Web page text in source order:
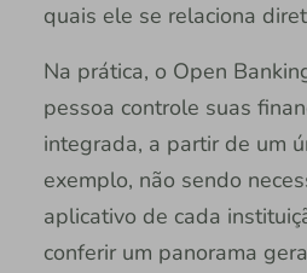
quais ele se relaciona
Na prática, o Open
pessoa controle suas
integrada, a partir de um
exemplo, não sendo
aplicativo de cada
conferir um panorama